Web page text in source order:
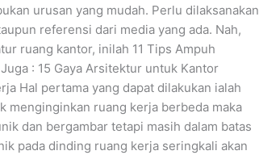
urusan yang mudah. Perlu dilaksanakan
referensi dari media yang ada. Nah,
ruang kantor, inilah 11 Tips Ampuh
: 15 Gaya Arsitektur untuk Kantor
Hal pertama yang dapat dilakukan ialah
menginginkan ruang kerja berbeda maka
dan bergambar tetapi masih dalam batas
pada dinding ruang kerja seringkali akan